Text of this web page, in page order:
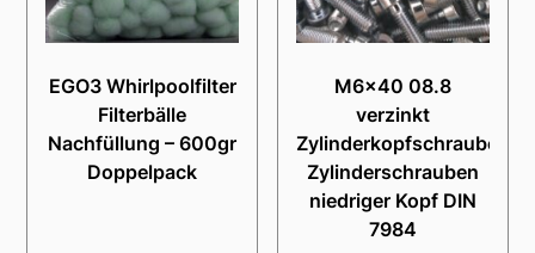
EGO3 Whirlpoolfilter
Filterbälle
Nachfüllung – 600gr
Doppelpack
M6x40 08.8
verzinkt
Zylinderkopfschrauben
Zylinderschrauben
niedriger Kopf DIN
7984